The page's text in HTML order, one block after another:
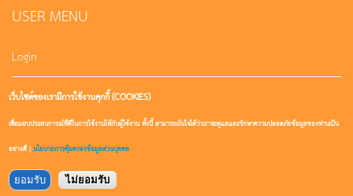
USER MENU
Login
Sign up
User account
เว็บไซต์ของเรามีการใช้งานคุกกี้ (COOKIES)
เพื่อมอบประสบการณ์ที่ดีในการใช้งานให้กับผู้ใช้งาน ทั้งนี้ สามารถมั่นใจได้ว่าเราจะดูแลและรักษาความปลอดภัยข้อมูลของท่านเป็น
อย่างดี |นโยบายการคุ้มครองข้อมูลส่วนบุคคล
ยอมรับ ไม่ยอมรับ